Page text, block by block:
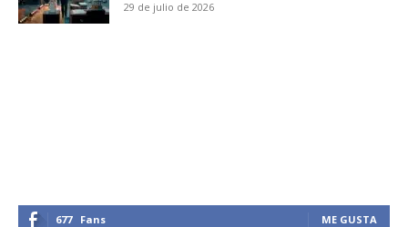
reducción de daños en tu correo
electrónico.
29 de julio de 2026
677 Fans ME GUSTA